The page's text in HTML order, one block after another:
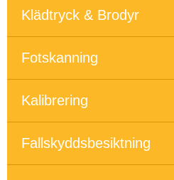
Klädtryck & Brodyr
Fotskanning
Kalibrering
Fallskyddsbesiktning